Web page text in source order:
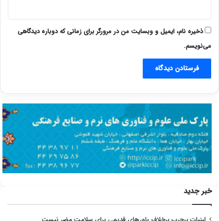
ذخیره نام، ایمیل و وبسایت من در مرورگر برای زمانی که دوباره دیدگاهی
می‌نویسم.
خبر جدید